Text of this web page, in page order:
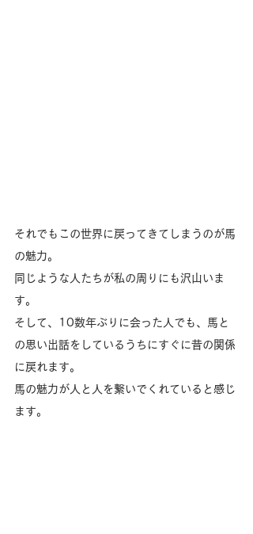
それでもこの世界に戻ってきてしまうのが馬
の魅力。
同じような人たちが私の周りにも沢山いま
す。
そして、10数年ぶりに会った人でも、馬と
の思い出話をしているうちにすぐに昔の関係
に戻れます。
馬の魅力が人と人を繋いでくれていると感じ
ます。